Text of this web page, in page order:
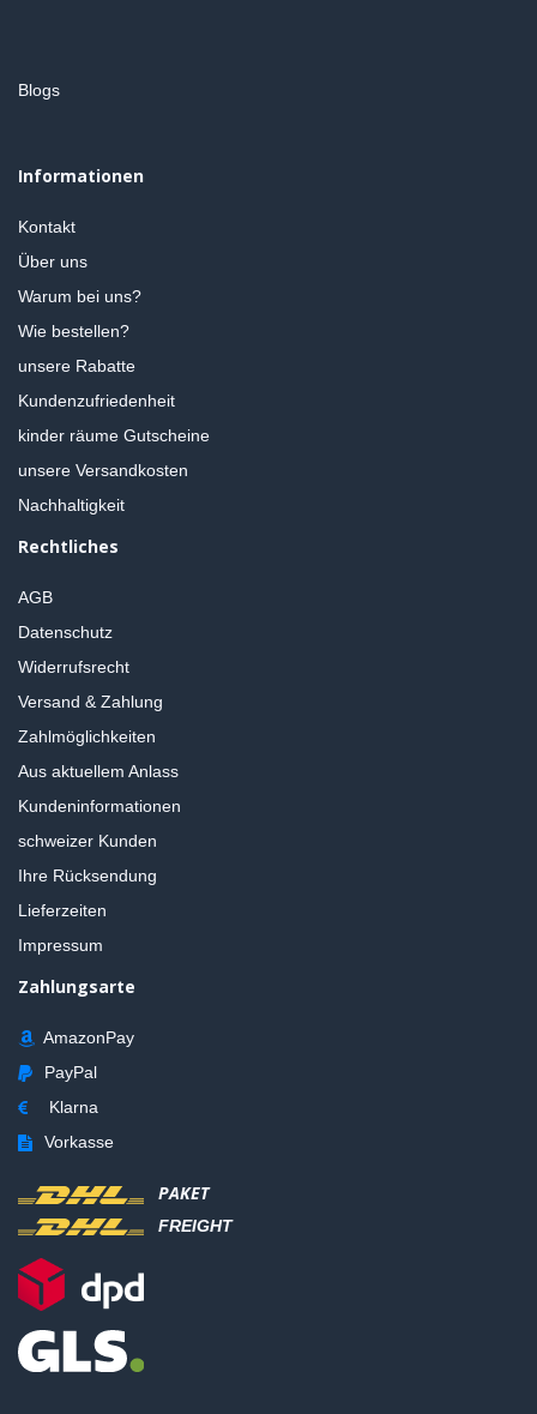
Blogs
Informationen
Kontakt
Über uns
Warum bei uns?
Wie bestellen?
unsere Rabatte
Kundenzufriedenheit
kinder räume Gutscheine
unsere Versandkosten
Nachhaltigkeit
Rechtliches
AGB
Datenschutz
Widerrufsrecht
Versand & Zahlung
Zahlmöglichkeiten
Aus aktuellem Anlass
Kundeninformationen
schweizer Kunden
Ihre Rücksendung
Lieferzeiten
Impressum
Zahlungsarte
AmazonPay
PayPal
Klarna
Vorkasse
PAKET
FREIGHT